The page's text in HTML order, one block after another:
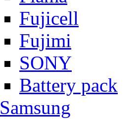
Fujicell
Fujimi
SONY
Battery pack
Samsung